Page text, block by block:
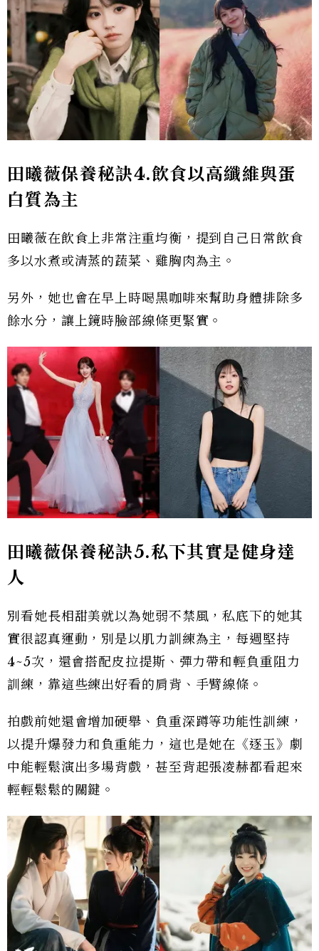
田曦薇保養秘訣4.飲食以高纖維與蛋
白質為主
田曦薇在飲食上非常注重均衡，提到自己日常飲食
多以水煮或清蒸的蔬菜、雞胸肉為主。
另外，她也會在早上時喝黑咖啡來幫助身體排除多
餘水分，讓上鏡時臉部線條更緊實。
田曦薇保養秘訣5.私下其實是健身達
人
別看她長相甜美就以為她弱不禁風，私底下的她其
實很認真運動，別是以肌力訓練為主，每週堅持
4~5次，還會搭配皮拉提斯、彈力帶和輕負重阻力
訓練，靠這些練出好看的肩背、手臂線條。
拍戲前她還會增加硬舉、負重深蹲等功能性訓練，
以提升爆發力和負重能力，這也是她在《逐玉》劇
中能輕鬆演出多場背戲，甚至背起張凌赫都看起來
輕輕鬆鬆的關鍵。